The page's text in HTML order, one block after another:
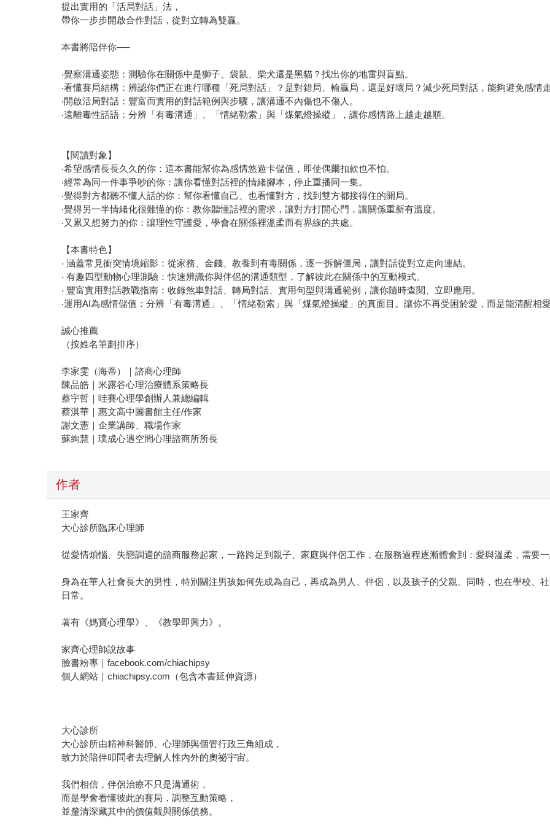
提出實用的「活局對話」法，
帶你一步步開啟合作對話，從對立轉為雙贏。
本書將陪伴你──
‧覺察溝通姿態：測驗你在關係中是獅子、袋鼠、柴犬還是黑貓？找出你的地雷與盲點。
‧看懂賽局結構：辨認你們正在進行哪種「死局對話」？是對錯局、輸贏局，還是好壞局？減少死局對話，能夠避免感情
‧開啟活局對話：豐富而實用的對話範例與步驟，讓溝通不內傷也不傷人。
‧遠離毒性話語：分辨「有毒溝通」、「情緒勒索」與「煤氣燈操縱」，讓你感情路上越走越順。
【閱讀對象】
‧希望感情長長久久的你：這本書能幫你為感情悠遊卡儲值，即使偶爾扣款也不怕。
‧經常為同一件事爭吵的你：讓你看懂對話裡的情緒腳本，停止重播同一集。
‧覺得對方都聽不懂人話的你：幫你看懂自己、也看懂對方，找到雙方都接得住的開局。
‧覺得另一半情緒化很難懂的你：教你聽懂話裡的需求，讓對方打開心門，讓關係重新有溫度。
‧又累又想努力的你：讓理性守護愛，學會在關係裡溫柔而有界線的共處。
【本書特色】
‧ 涵蓋常見衝突情境縮影：從家務、金錢、教養到有毒關係，逐一拆解僵局，讓對話從對立走向連結。
‧ 有趣四型動物心理測驗：快速辨識你與伴侶的溝通類型，了解彼此在關係中的互動模式。
‧ 豐富實用對話教戰指南：收錄煞車對話、轉局對話、實用句型與溝通範例，讓你隨時查閱、立即應用。
‧運用AI為感情儲值：分辨「有毒溝通」、「情緒勒索」與「煤氣燈操縱」的真面目。讓你不再受困於愛，而是能清醒相
誠心推薦
（按姓名筆劃排序）
李家雯（海蒂）｜諮商心理師
陳品皓｜米露谷心理治療體系策略長
蔡宇哲｜哇賽心理學創辦人兼總編輯
蔡淇華｜惠文高中圖書館主任/作家
謝文憲｜企業講師、職場作家
蘇絢慧｜璞成心遇空間心理諮商所所長
作者
王家齊
大心診所臨床心理師
從愛情煩惱、失戀調適的諮商服務起家，一路跨足到親子、家庭與伴侶工作，在服務過程逐漸體會到：愛與溫柔，需要
身為在華人社會長大的男性，特別關注男孩如何先成為自己，再成為男人、伴侶，以及孩子的父親。同時，也在學校、
日常。
著有《媽寶心理學》、《教學即興力》。
家齊心理師說故事
臉書粉專｜facebook.com/chiachipsy
個人網站｜chiachipsy.com（包含本書延伸資源）
大心診所
大心診所由精神科醫師、心理師與個管行政三角組成，
致力於陪伴叩問者去理解人性內外的奧祕宇宙。
我們相信，伴侶治療不只是溝通術，
而是學會看懂彼此的賽局，調整互動策略，
並釐清深藏其中的價值觀與關係債務。